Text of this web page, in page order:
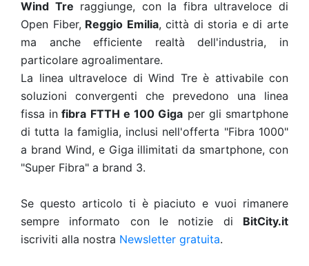
Wind Tre raggiunge, con la fibra ultraveloce di
Open Fiber, Reggio Emilia, città di storia e di arte
ma ancheefficiente realtà dell'industria, in
particolare agroalimentare.
La linea ultraveloce di Wind Tre è attivabile con
soluzioni convergenti che prevedono una linea
fissa in fibra FTTH e 100 Giga per gli smartphone
di tutta la famiglia, inclusi nell'offerta "Fibra 1000"
a brand Wind, e Giga illimitati da smartphone, con
"Super Fibra" a brand 3.
Se questo articolo ti è piaciuto e vuoi rimanere
sempre informato con le notizie di BitCity.it
iscriviti alla nostra Newsletter gratuita.